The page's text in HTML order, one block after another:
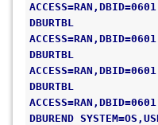
DBURTBL
DBURTBL
DBURTBL
DBUREND